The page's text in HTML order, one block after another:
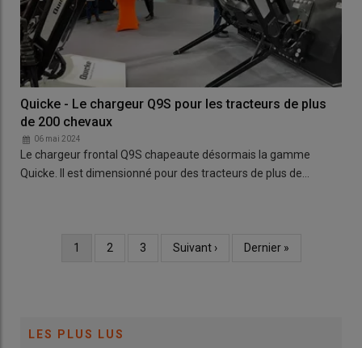
Quicke - Le chargeur Q9S pour les tracteurs de plus
de 200 chevaux
06 mai 2024
Le chargeur frontal Q9S chapeaute désormais la gamme
Quicke. Il est dimensionné pour des tracteurs de plus de…
Page
1 Page
2 Page
3
Page
Suivant ›
Dernière
Dernier »
LES PLUS LUS